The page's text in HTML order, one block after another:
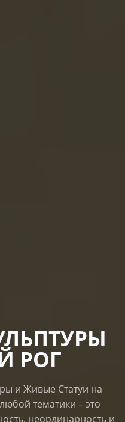
РОГ
и Живые Статуи на
тематики – это
неординарность и